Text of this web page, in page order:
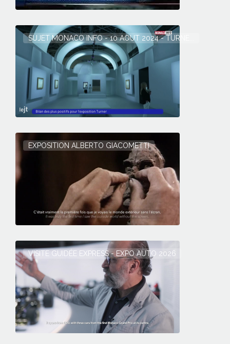
SUJET MONACO INFO - 10 AOUT 2024 - TURNE...
EXPOSITION ALBERTO GIACOMETTI
VISITE GUIDÉE EXPRESS - EXPO AUTO 2026